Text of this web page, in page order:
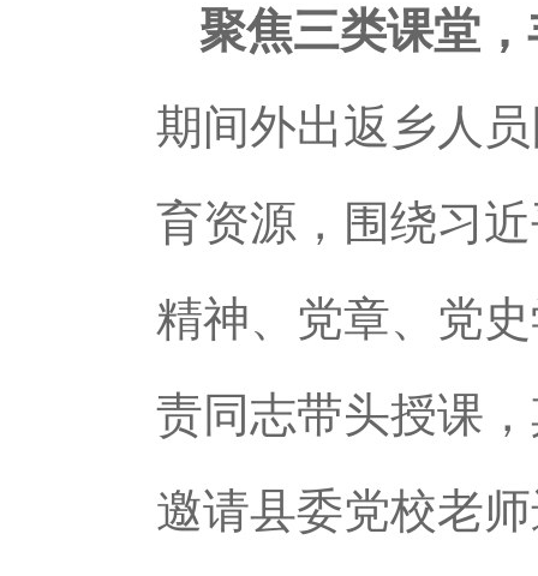
聚焦三类课堂
期间外出返乡人
育资源，围绕习
精神、党章、党
责同志带头授课
邀请县委党校老